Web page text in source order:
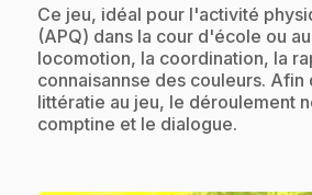
.Ce jeu, idéal pour l'activité
(APQ) dans la cour d'école ou
locomotion, la coordination, la
connaisannse des couleurs.
littératie au jeu, le déroulement
comptine et le dialogue.